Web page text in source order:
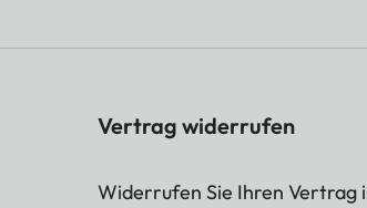
Vertrag widerrufen
Widerrufen Sie Ihren Vertrag